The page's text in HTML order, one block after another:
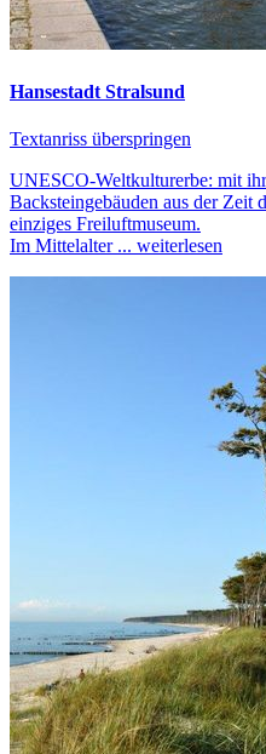
Hansestadt Stralsund
Textanriss überspringen
UNESCO-Weltkulturerbe: mit
Backsteingebäuden aus der Zeit
einziges Freiluftmuseum.
Im Mittelalter ... weiterlesen